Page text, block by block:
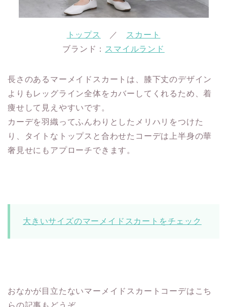
トップス ／
スカート
ブランド： スマイルランド
長さのあるマーメイドスカートは、膝下丈のデザイン
よりもレッグライン全体をカバーしてくれるため、着
痩せして見えやすいです。
カーデを羽織ってふんわりとしたメリハリをつけた
り、タイトなトップスと合わせたコーデは上半身の華
奢見せにもアプローチできます。
大きいサイズのマーメイドスカートをチェック
おなかが目立たないマーメイドスカートコーデはこち